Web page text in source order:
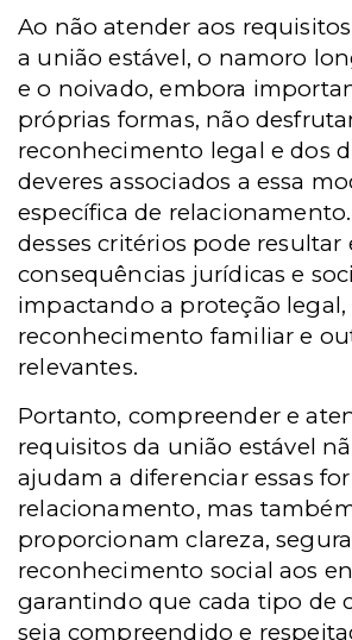
Ao não atender aos
a união estável, o namoro
e o noivado, embora
próprias formas, não
reconhecimento legal e dos
deveres associados a essa
específica de
desses critérios pode resultar
consequências jurídicas e
impactando a proteção legal,
reconhecimento familiar e
relevantes.
Portanto, compreender e
requisitos da união estável
ajudam a diferenciar essas
relacionamento, mas
proporcionam clareza,
reconhecimento social aos
garantindo que cada tipo de
seja compreendido e